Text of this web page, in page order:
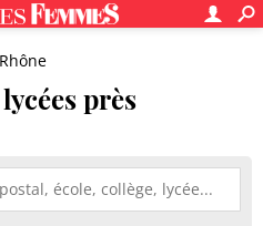
Rhône
près